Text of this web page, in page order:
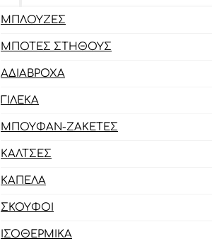
ΜΠΛΟΎΖΕΣ
ΜΠΌΤΕΣ ΣΤΉΘΟΥΣ
ΑΔΙΆΒΡΟΧΑ
ΓΙΛΈΚΑ
ΜΠΟΥΦΆΝ-ΖΑΚΈΤΕΣ
ΚΆΛΤΣΕΣ
ΚΑΠΈΛΑ
ΣΚΟΎΦΟΙ
ΙΣΟΘΕΡΜΙΚΆ